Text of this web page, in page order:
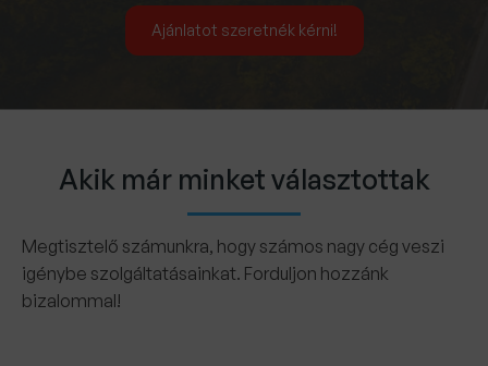
Ajánlatot szeretnék kérni!
Akik már minket választottak
Megtisztelő számunkra, hogy számos nagy cég veszi
igénybe szolgáltatásainkat. Forduljon hozzánk
bizalommal!